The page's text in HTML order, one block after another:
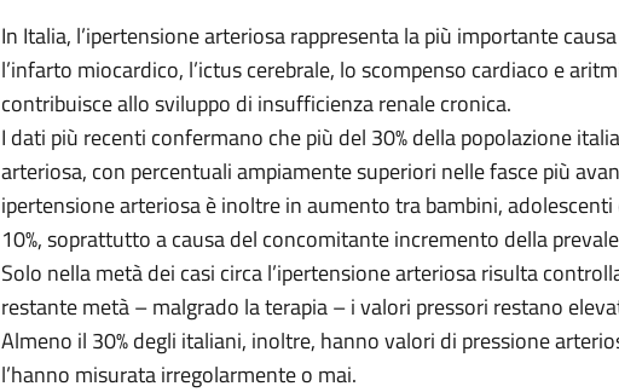
In Italia, l’ipertensione arteriosa rappresenta la più importante
l’infarto miocardico, l’ictus cerebrale, lo scompenso cardiaco e
contribuisce allo sviluppo di insufficienza renale cronica.
I dati più recenti confermano che più del 30% della popolazione
arteriosa, con percentuali ampiamente superiori nelle fasce più
ipertensione arteriosa è inoltre in aumento tra bambini,
10%, soprattutto a causa del concomitante incremento della
Solo nella metà dei casi circa l’ipertensione arteriosa risulta
restante metà – malgrado la terapia – i valori pressori restano
Almeno il 30% degli italiani, inoltre, hanno valori di pressione
l’hanno misurata irregolarmente o mai.